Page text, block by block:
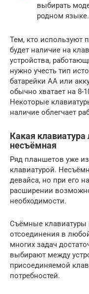
выбирать
родном языке.
Тем, кто используют
будет наличие на
устройства,
нужно учесть тип
батарейки АА или
обычно хватает на 8-
Некоторые
наличие облегчает
Какая
несъёмная
Ряд планшетов уже
клавиатурой.
девайса, но при его
расширении
необходимости.
Съёмные клавиатуры
отсоединения в
многих задач
выбирают между
присоединяемой
потребностей.